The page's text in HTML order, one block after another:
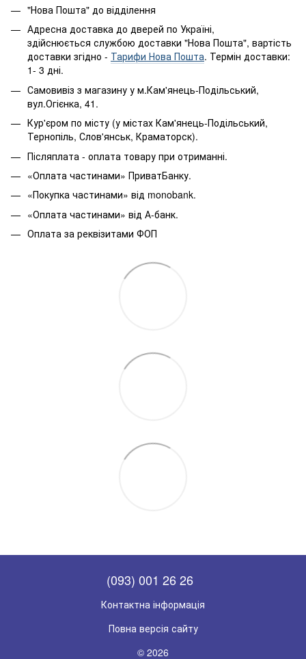
"Нова Пошта" до відділення
Адресна доставка до дверей по Україні,
здійснюється службою доставки "Нова Пошта", вартість
доставки згідно - Тарифи Нова Пошта. Термін доставки:
1- 3 дні.
Самовивіз з магазину у м.Кам'янець-Подільський,
вул.Огієнка, 41.
Кур'єром по місту (у містах Кам'янець-Подільський,
Тернопіль, Слов'янськ, Краматорск).
Післяплата - оплата товару при отриманні.
«Оплата частинами» ПриватБанку.
«Покупка частинами» від monobank.
«Оплата частинами» від А-банк.
Оплата за реквізитами ФОП
(093) 001 26 26
Контактна інформація
Повна версія сайту
© 2026